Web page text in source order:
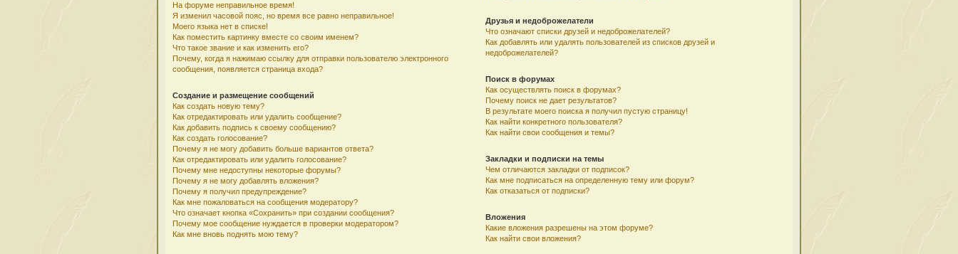
На форуме неправильное время!
Я изменил часовой пояс, но время все равно неправильное!
Моего языка нет в списке!
Как поместить картинку вместе со своим именем?
Что такое звание и как изменить его?
Почему, когда я нажимаю ссылку для отправки пользователю электронного
сообщения, появляется страница входа?
Создание и размещение сообщений
Как создать новую тему?
Как отредактировать или удалить сообщение?
Как добавить подпись к своему сообщению?
Как создать голосование?
Почему я не могу добавить больше вариантов ответа?
Как отредактировать или удалить голосование?
Почему мне недоступны некоторые форумы?
Почему я не могу добавлять вложения?
Почему я получил предупреждение?
Как мне пожаловаться на сообщения модератору?
Что означает кнопка «Сохранить» при создании сообщения?
Почему мое сообщение нуждается в проверки модератором?
Как мне вновь поднять мою тему?
Друзья и недоброжелатели
Что означают списки друзей и недоброжелателей?
Как добавлять или удалять пользователей из списков друзей и
недоброжелателей?
Поиск в форумах
Как осуществлять поиск в форумах?
Почему поиск не дает результатов?
В результате моего поиска я получил пустую страницу!
Как найти конкретного пользователя?
Как найти свои сообщения и темы?
Закладки и подписки на темы
Чем отличаются закладки от подписок?
Как мне подписаться на определенную тему или форум?
Как отказаться от подписки?
Вложения
Какие вложения разрешены на этом форуме?
Как найти свои вложения?